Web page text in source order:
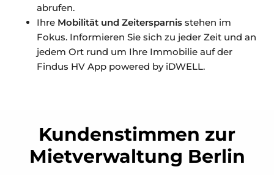
abrufen.
Ihre Mobilität und Zeitersparnis stehen im
Fokus. Informieren Sie sich zu jeder Zeit und an
jedem Ort rund um Ihre Immobilie auf der
Findus HV App powered by iDWELL.
Kundenstimmen zur
Mietverwaltung Berlin